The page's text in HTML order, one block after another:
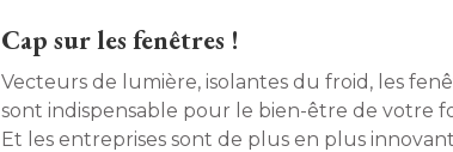
Cap sur les fenêtres !
Vecteurs de lumière, isolantes du froid, les
sont indispensable pour le bien-être de votre
Et les entreprises sont de plus en plus